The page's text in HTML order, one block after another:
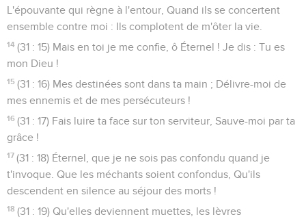
L'épouvante qui règne à l'entour, Quand ils se concertent
ensemble contre moi : Ils complotent de m'ôter la vie.
14 (31 : 15) Mais en toi je me confie, ô Éternel ! Je dis : Tu es
mon Dieu !
15 (31 : 16) Mes destinées sont dans ta main ; Délivre-moi de
mes ennemis et de mes persécuteurs !
16 (31 : 17) Fais luire ta face sur ton serviteur, Sauve-moi par ta
grâce !
17 (31 : 18) Éternel, que je ne sois pas confondu quand je
t'invoque. Que les méchants soient confondus, Qu'ils
descendent en silence au séjour des morts !
18 (31 : 19) Qu'elles deviennent muettes, les lèvres